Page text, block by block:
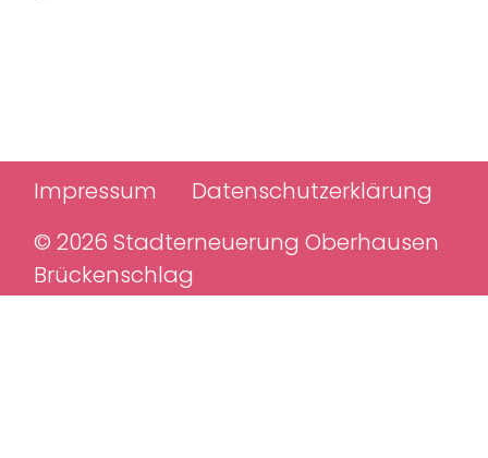
Impressum
Datenschutzerklärung
© 2026 Stadterneuerung Oberhausen
Brückenschlag